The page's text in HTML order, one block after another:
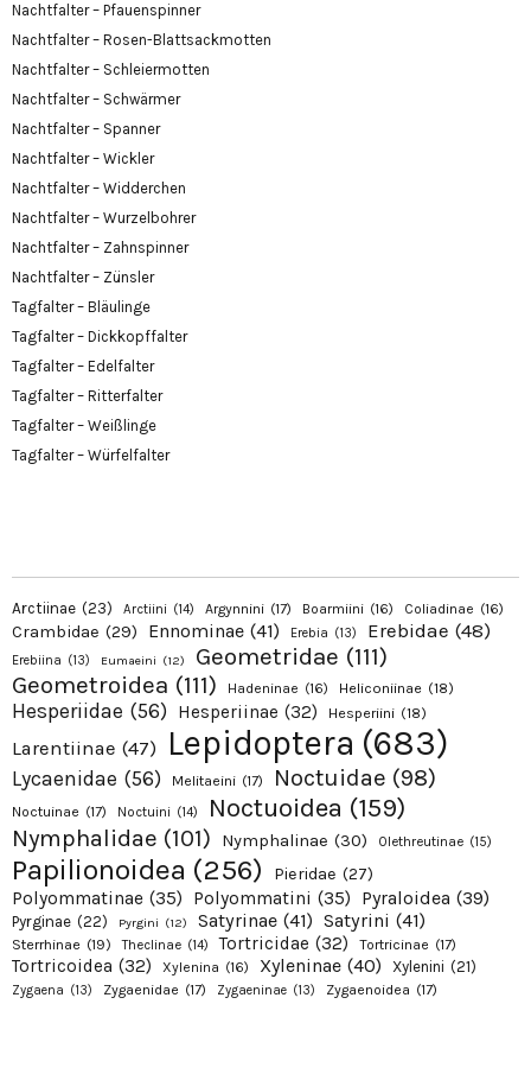
Nachtfalter – Pfauenspinner
Nachtfalter – Rosen-Blattsackmotten
Nachtfalter – Schleiermotten
Nachtfalter – Schwärmer
Nachtfalter – Spanner
Nachtfalter – Wickler
Nachtfalter – Widderchen
Nachtfalter – Wurzelbohrer
Nachtfalter – Zahnspinner
Nachtfalter – Zünsler
Tagfalter – Bläulinge
Tagfalter – Dickkopffalter
Tagfalter – Edelfalter
Tagfalter – Ritterfalter
Tagfalter – Weißlinge
Tagfalter – Würfelfalter
Arctiinae (23) Arctiini (14) Argynnini (17) Boarmiini (16) Coliadinae (16)
Crambidae (29) Ennominae (41) Erebia (13) Erebidae (48)
Erebiina (13) Eumaeini (12) Geometridae (111)
Geometroidea (111) Hadeninae (16) Heliconiinae (18)
Hesperiidae (56) Hesperiinae (32) Hesperiini (18)
Larentiinae (47) Lepidoptera (683)
Lycaenidae (56) Melitaeini (17) Noctuidae (98)
Noctuinae (17) Noctuini (14) Noctuoidea (159)
Nymphalidae (101) Nymphalinae (30) Olethreutinae (15)
Papilionoidea (256) Pieridae (27)
Polyommatinae (35) Polyommatini (35) Pyraloidea (39)
Pyrginae (22) Pyrgini (12) Satyrinae (41) Satyrini (41)
Sterrhinae (19) Theclinae (14) Tortricidae (32) Tortricinae (17)
Tortricoidea (32) Xylenina (16) Xyleninae (40) Xylenini (21)
Zygaena (13) Zygaenidae (17) Zygaeninae (13) Zygaenoidea (17)